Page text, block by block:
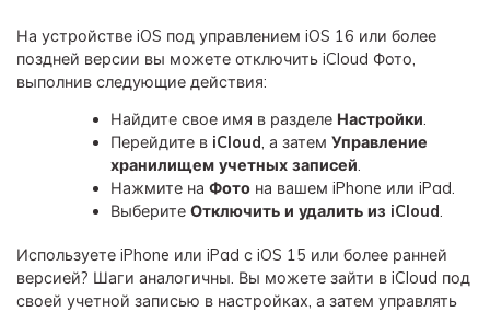
На устройстве iOS под управлением iOS 16 или более
поздней версии вы можете отключить iCloud Фото,
выполнив следующие действия:
Найдите свое имя в разделе Настройки.
Перейдите в iCloud, а затем Управление
хранилищем учетных записей.
Нажмите на Фото на вашем iPhone или iPad.
Выберите Отключить и удалить из iCloud.
Используете iPhone или iPad с iOS 15 или более ранней
версией? Шаги аналогичны. Вы можете зайти в iCloud под
своей учетной записью в настройках, а затем управлять